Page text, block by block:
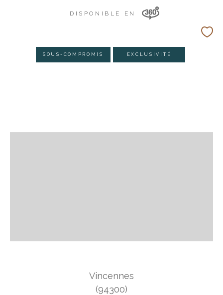
DISPONIBLE EN
SOUS-COMPROMIS EXCLUSIVITÉ
Vincennes
(94300)